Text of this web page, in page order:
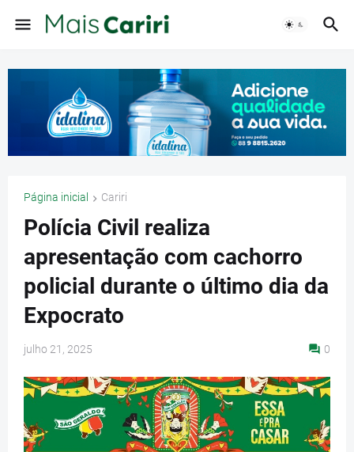
Página inicial Cariri
Polícia Civil realiza
apresentação com cachorro
policial durante o último dia da
Expocrato
julho 21, 2025 0